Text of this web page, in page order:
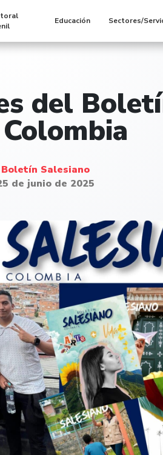
Educación Sectores/
del
Boletín Salesiano
de junio de 2025